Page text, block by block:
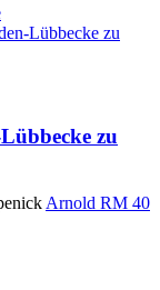
Lübbecke zu
zu
Arnold RM 40